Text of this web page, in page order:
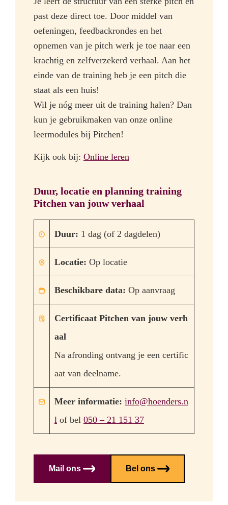
past deze direct toe. Door middel van
oefeningen, feedbackrondes en het
opnemen van je pitch werk je toe naar een
krachtig en zelfverzekerd verhaal. Aan het
einde van de training heb je een pitch die
staat als een huis!
Wil je nóg meer uit de training halen? Dan
kun je gebruikmaken van onze online
leermodules bij Pitchen!
Kijk ook bij: Online leren
Duur, locatie en planning training
Pitchen van jouw verhaal
Duur: 1 dag (of 2 dagdelen)
Locatie: Op locatie
Beschikbare data: Op aanvraag
Certificaat Pitchen van jouw verh
aal
Na afronding ontvang je een certific
aat van deelname.
Meer informatie: info@hoenders.n
l of bel 050 – 21 151 37
Mail ons Bel ons